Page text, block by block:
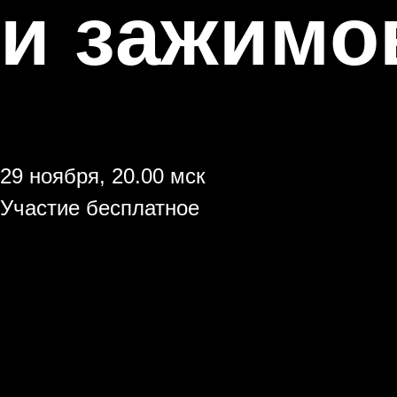
и
29 ноября, 20.00 мск
Участие бесплатное